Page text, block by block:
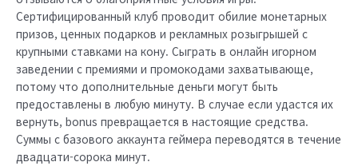
Сертифицированный клуб проводит обилие монетарных
призов, ценных подарков и рекламных розыгрышей с
крупными ставками на кону. Сыграть в онлайн игорном
заведении с премиями и промокодами захватывающе,
потому что дополнительные деньги могут быть
предоставлены в любую минуту. В случае если удастся их
вернуть, bonus превращается в настоящие средства.
Суммы с базового аккаунта геймера переводятся в течение
двадцати-сорока минут.